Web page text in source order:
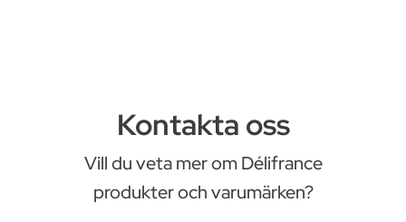
Kontakta oss
Vill du veta mer om Délifrance
produkter och varumärken?